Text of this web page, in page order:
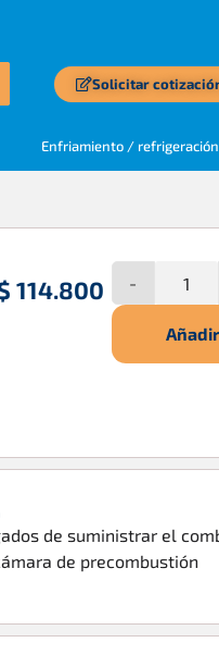
Solicitar
Enfriamiento / refrigeración
114.800 -
de suministrar el
de precombustión